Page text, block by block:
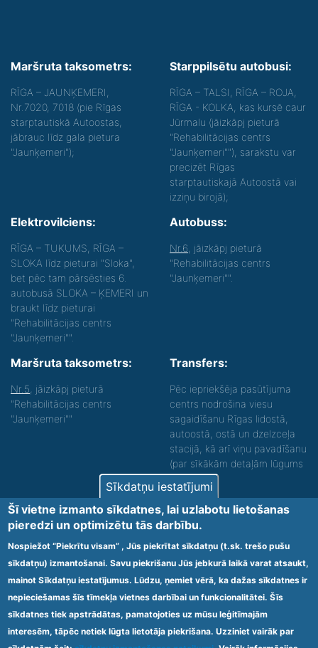
Maršruta taksometrs:
RĪGA – JAUNĶEMERI,
Nr.7020, 7018 (pie Rīgas
starptautiskā Autoostas,
jābrauc līdz gala pietura
"Jaunķemeri");
Starppilsētu autobusi:
RĪGA – TALSI, RĪGA – ROJA,
RĪGA - KOLKA, kas kursē caur
Jūrmalu (jāizkāpj pieturā
"Rehabilitācijas centrs
"Jaunķemeri""), sarakstu var
precizēt Rīgas
starptautiskajā Autoostā vai
izziņu birojā);
Elektrovilciens:
RĪGA – TUKUMS, RĪGA –
SLOKA līdz pieturai "Sloka",
bet pēc tam pārsēsties 6.
autobusā SLOKA – ĶEMERI un
braukt līdz pieturai
"Rehabilitācijas centrs
"Jaunķemeri"".
Autobuss:
Nr.6 , jāizkāpj pieturā
"Rehabilitācijas centrs
"Jaunķemeri"".
Maršruta taksometrs:
Nr.5 , jāizkāpj pieturā
"Rehabilitācijas centrs
"Jaunķemeri""
Transfers:
Pēc iepriekšēja pasūtījuma
centrs nodrošina viesu
sagaidīšanu Rīgas lidostā,
autoostā, ostā un dzelzceļa
stacijā, kā arī viņu pavadīšanu
(par sīkākām detaļām lūgums
zvanīt).
Nodrošinām vides piekļūstamību personām ar
funkcionāliem traucējumiem! SIA „Sanare-KRC
Jaunķemeri”, Kolkas ielā 20, Jūrmalā ir nodrošināta vides
piekļūstamība personām ar funkcionāliem traucējumiem,
tādejādi nodrošinot atbilstību Ministru kabineta
2009.gada 20.janvāra noteikumos Nr.60 „Noteikumi par
obligātajām prasībām ārstniecības iestādēm un to
struktūrvienībām” minētajām prasībām.
Ārstniecības iestādes kods 1300 – 64003
Sīkdatņu iestatījumi
Šī vietne izmanto sīkdatnes, lai uzlabotu lietošanas
pieredzi un optimizētu tās darbību.
Nospiežot “Piekrītu visam” , Jūs piekrītat sīkdatņu (t.sk. trešo pušu
sīkdatņu) izmantošanai. Savu piekrišanu Jūs jebkurā laikā varat atsaukt,
mainot Sīkdatņu iestatījumus. Lūdzu, ņemiet vērā, ka dažas sīkdatnes ir
nepieciešamas šīs tīmekļa vietnes darbībai un funkcionalitātei. Šīs
sīkdatnes tiek apstrādātas, pamatojoties uz mūsu leģitīmajām
interesēm, tāpēc netiek lūgta lietotāja piekrišana. Uzziniet vairāk par